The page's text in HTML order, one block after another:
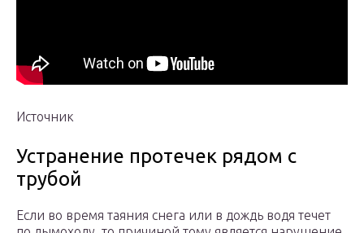
Источник
Устранение протечек рядом с
трубой
Если во время таяния снега или в дождь водя течет